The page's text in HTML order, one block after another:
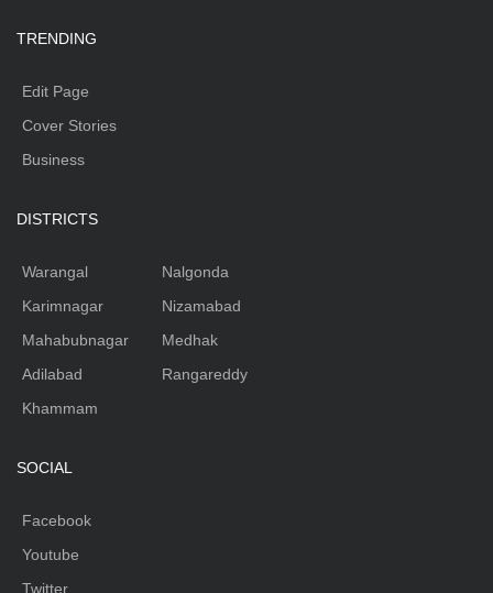
TRENDING
Edit Page
Cover Stories
Business
DISTRICTS
Warangal
Karimnagar
Mahabubnagar
Adilabad
Khammam
Nalgonda
Nizamabad
Medhak
Rangareddy
SOCIAL
Facebook
Youtube
Twitter